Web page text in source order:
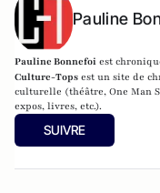
Pauline
Pauline Bonnefoi est
Culture-Tops est un site de
culturelle (théâtre, One Man
expos, livres, etc.).
SUIVRE